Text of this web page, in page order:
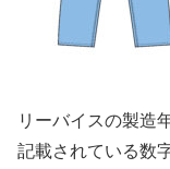
リーバイスの製造
記載されている数